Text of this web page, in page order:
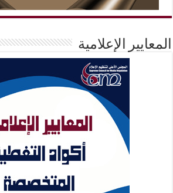
المعايير الإعلامية